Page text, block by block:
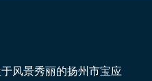
风景秀丽的扬州市宝应